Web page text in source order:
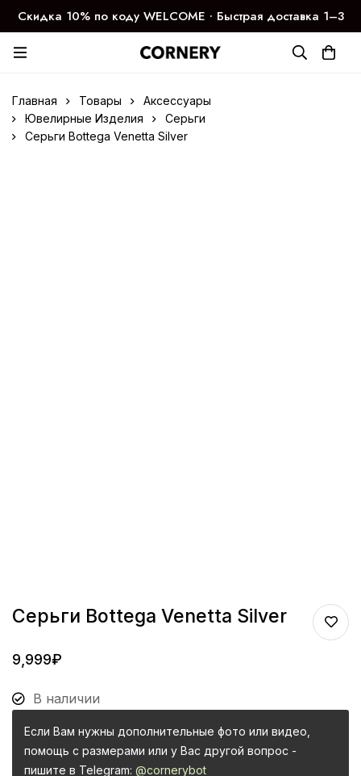
Скидка 10% по коду WELCOME ∙ Быстрая доставка 1–3
дня
Главная Товары
Аксессуары
Ювелирные Изделия
Серьги
Серьги Bottega Venetta Silver
Серьги Bottega Venetta Silver
9,999₽
В наличии
Если Вам нужны дополнительные фото или видео,
помощь с размерами или у Вас другой вопрос -
пишите в Telegram: @cornerybot